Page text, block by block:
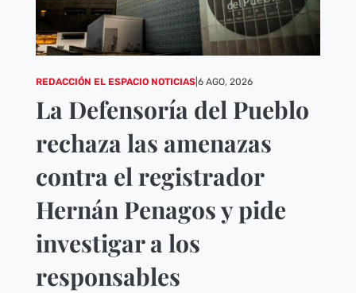
REDACCIÓN EL ESPACIO NOTICIAS| 6 AGO, 2026
La Defensoría del Pueblo
rechaza las amenazas
contra el registrador
Hernán Penagos y pide
investigar a los
responsables